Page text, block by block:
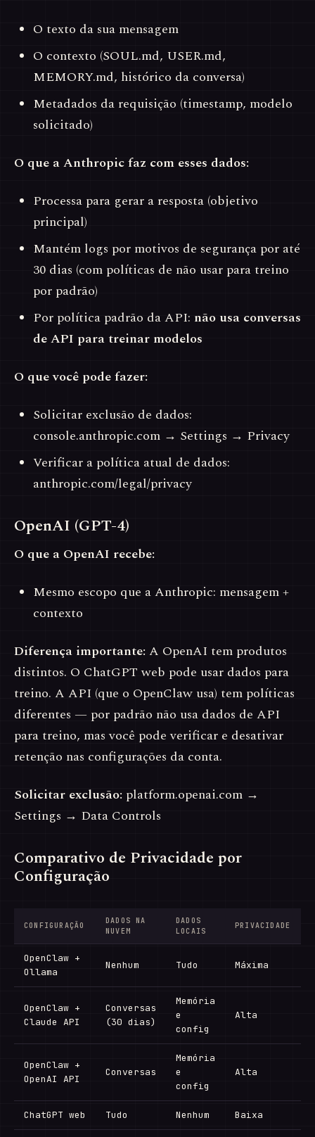
O texto da sua mensagem
O contexto (SOUL.md, USER.md,
MEMORY.md, histórico da conversa)
Metadados da requisição (timestamp, modelo
solicitado)
O que a Anthropic faz com esses dados:
Processa para gerar a resposta (objetivo
principal)
Mantém logs por motivos de segurança por até
30 dias (com políticas de não usar para treino
por padrão)
Por política padrão da API: não usa conversas
de API para treinar modelos
O que você pode fazer:
Solicitar exclusão de dados:
console.anthropic.com → Settings → Privacy
Verificar a política atual de dados:
anthropic.com/legal/privacy
OpenAI (GPT-4)
O que a OpenAI recebe:
Mesmo escopo que a Anthropic: mensagem +
contexto
Diferença importante: A OpenAI tem produtos
distintos. O ChatGPT web pode usar dados para
treino. A API (que o OpenClaw usa) tem políticas
diferentes — por padrão não usa dados de API
para treino, mas você pode verificar e desativar
retenção nas configurações da conta.
Solicitar exclusão: platform.openai.com →
Settings → Data Controls
Comparativo de Privacidade por
Configuração
CONFIGURAÇÃO
DADOS NA
NUVEM
DADOS
LOCAIS
PRIVACIDADE
OpenClaw +
Ollama
Nenhum Tudo Máxima
OpenClaw +
Claude API
Conversas
(30 dias)
Memória
e
config
Alta
OpenClaw +
OpenAI API
Conversas
Memória
e
config
Alta
ChatGPT web Tudo Nenhum Baixa